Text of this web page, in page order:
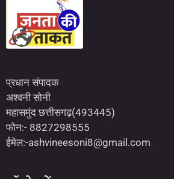
प्रधान संपादक
अश्वनी सोनी
महासमुंद छत्तीसगढ़(493445)
फोन:- 8827298555
ईमेल:-ashvineesoni8@gmail.com